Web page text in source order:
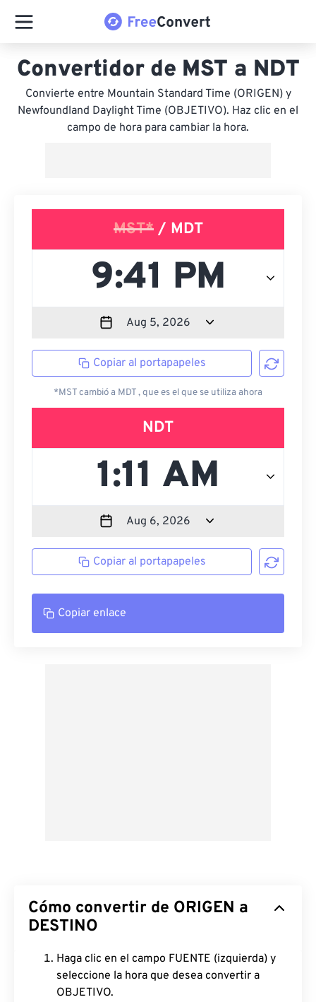
Convertidor de MST a NDT
Convierte entre Mountain Standard Time (ORIGEN) y
Newfoundland Daylight Time (OBJETIVO). Haz clic en el
campo de hora para cambiar la hora.
MST*/ MDT
Copiar al portapapeles
*MST cambió a MDT , que es el que se utiliza ahora
NDT
Copiar al portapapeles
Copiar enlace
Cómo convertir de ORIGEN a
DESTINO
Haga clic en el campo FUENTE (izquierda) y
seleccione la hora que desea convertir a
OBJETIVO.